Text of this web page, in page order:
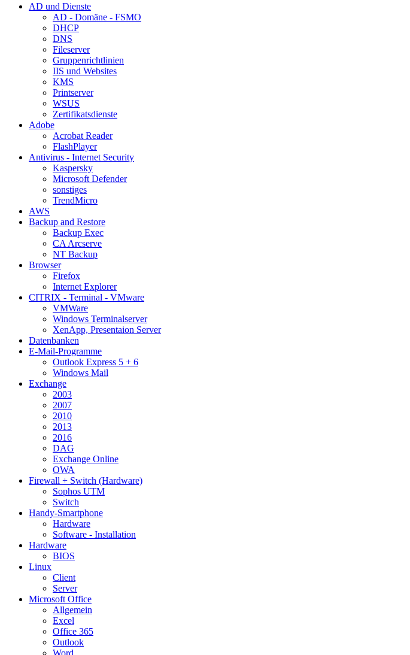
AD und Dienste
AD - Domäne - FSMO
DHCP
DNS
Fileserver
Gruppenrichtlinien
IIS und Websites
KMS
Printserver
WSUS
Zertifikatsdienste
Adobe
Acrobat Reader
FlashPlayer
Antivirus - Internet Security
Kaspersky
Microsoft Defender
sonstiges
TrendMicro
AWS
Backup and Restore
Backup Exec
CA Arcserve
NT Backup
Browser
Firefox
Internet Explorer
CITRIX - Terminal - VMware
VMWare
Windows Terminalserver
XenApp, Presentaion Server
Datenbanken
E-Mail-Programme
Outlook Express 5 + 6
Windows Mail
Exchange
2003
2007
2010
2013
2016
DAG
Exchange Online
OWA
Firewall + Switch (Hardware)
Sophos UTM
Switch
Handy-Smartphone
Hardware
Software - Installation
Hardware
BIOS
Linux
Client
Server
Microsoft Office
Allgemein
Excel
Office 365
Outlook
Word